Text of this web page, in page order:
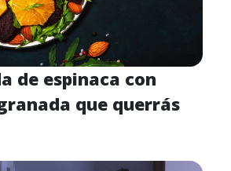
de espinaca con
que querrás